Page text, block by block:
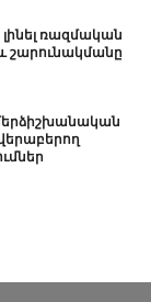
ռազմական
շարունակմանը